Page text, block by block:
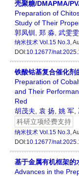
壳聚糖/DMAPMA/
Preparation of
Study of Their
郭凤钏
郑 淼 武雯雯
纳米技术 Vol.15 No.3,
DOI:10.12677/
铁酸钴基复合催化剂
Preparation of
and Their
Red
胡茂夫
袁 扬 姚 军
科研立项经费支持
纳米技术 Vol.15 No.3,
DOI:10.12677/
基于金属有机框架的
Advances in the